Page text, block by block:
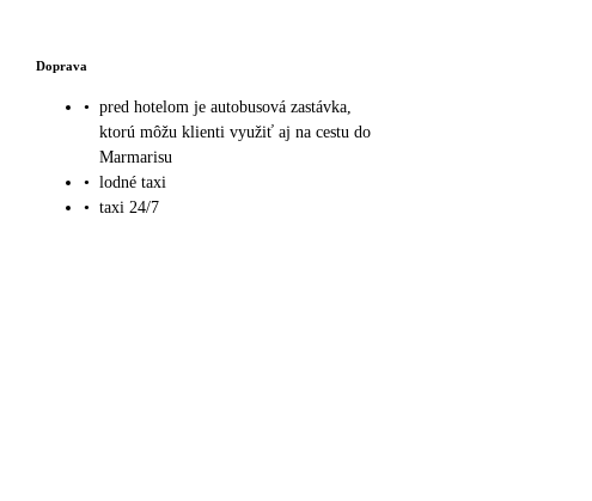
Doprava
• pred hotelom je autobusová zastávka,
ktorú môžu klienti využiť aj na cestu do
Marmarisu
• lodné taxi
• taxi 24/7